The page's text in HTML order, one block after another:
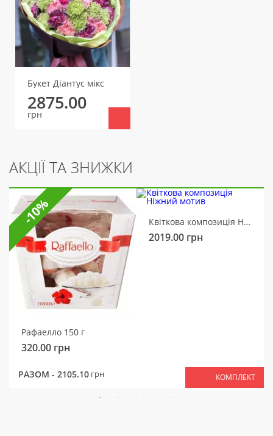
Букет Діантус мікс
2875.00
грн
АКЦІЇ ТА ЗНИЖКИ
Рафаелло 150 г
320.00 грн
Квіткова композиція Ніжний мотив
2019.00 грн
РАЗОМ - 2105.10 грн КОМПЛЕКТ
-10%